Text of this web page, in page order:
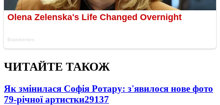
ЧИТАЙТЕ ТАКОЖ
Як змінилася Софія Ротару: з'явилося нове фото
79-річної артистки29137